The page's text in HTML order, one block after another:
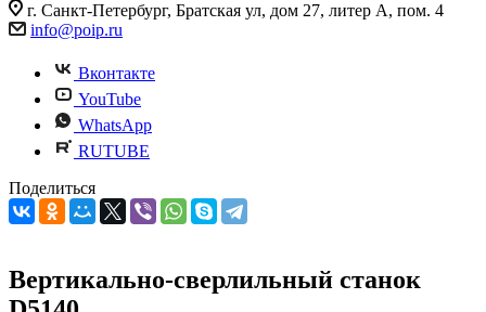
г. Санкт-Петербург, Братская ул, дом 27, литер А, пом. 4
info@poip.ru
Вконтакте
YouTube
WhatsApp
RUTUBE
Поделиться
Вертикально-сверлильный станок